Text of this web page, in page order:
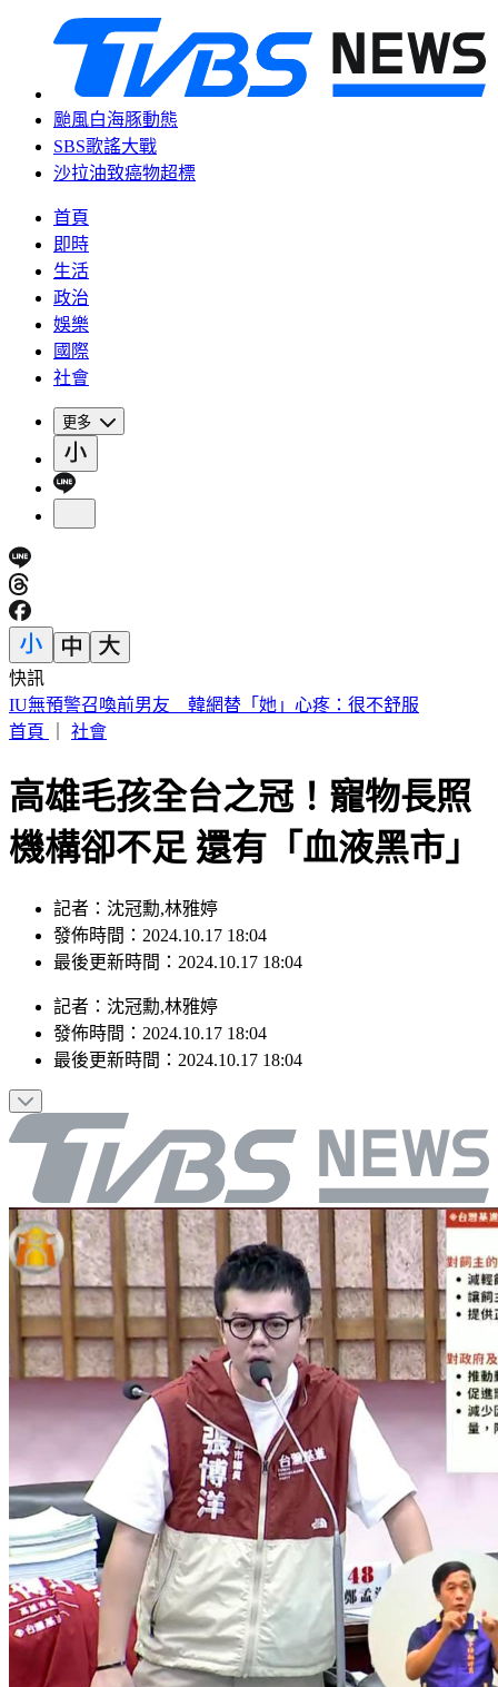
颱風白海豚動態
SBS歌謠大戰
沙拉油致癌物超標
首頁
即時
生活
政治
娛樂
國際
社會
更多
快訊
中國出入境新規將上路 陸委會曝「這類人」最危險
首頁
社會
高雄毛孩全台之冠！寵物長照
機構卻不足 還有「血液黑市」
記者：沈冠勳,林雅婷
發佈時間：2024.10.17 18:04
最後更新時間：2024.10.17 18:04
記者 ： 沈冠勳,林雅婷
發佈時間： 2024.10.17 18:04
最後更新時間： 2024.10.17 18:04